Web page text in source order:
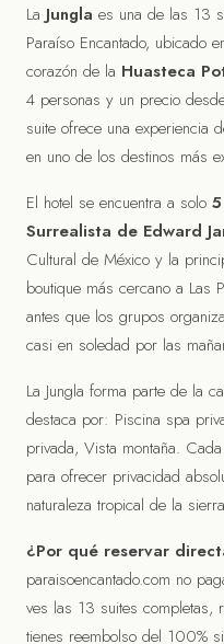
La Jungla es una de las 13
Paraíso Encantado, ubicado
corazón de la Huasteca
4 personas y un precio
suite ofrece una experiencia
en uno de los destinos más
El hotel se encuentra a solo
Surrealista de Edward
Cultural de México y la
boutique más cercano a
antes que los grupos
casi en soledad por las
La Jungla forma parte de la
destaca por: Piscina spa
privada, Vista montaña.
para ofrecer privacidad
naturaleza tropical de la
¿Por qué reservar
paraisoencantado.com no
ves las 13 suites completas,
tienes reembolso del 100%